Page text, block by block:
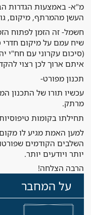
מ"א- באמצעות הגדרות
העשן מהמרתף, מיקום,
חשמל- זה הזמן לפתוח
שיח עמם על מיקום
(סיכום עקרוני עם חח"י
איתם ארוך לכן רצוי
תכנון מפורט-
עכשיו תורו של התכנון
מרתק.
תחילתו בקומות
למען האמת מגיע לו
השלבים הקודמים
יותר ויודעים יותר.
הרבה הצלחה!
על המחבר